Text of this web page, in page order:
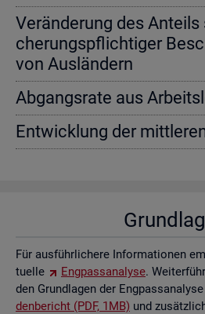
Ver­än­de­rung des
che­rungs­pflich­ti­ger
von Aus­län­dern
Ab­gangs­ra­te aus
Ent­wick­lung der
Für aus­führ­li­che­re In­for­ma­tio­nen
tu­el­le
Eng­pass­ana­ly­se.
den Grund­la­gen der
den­be­richt (PDF, 1MB) und